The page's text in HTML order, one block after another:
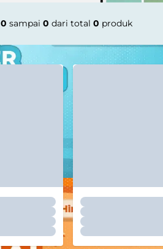
0 sampai 0 dari total 0 produk